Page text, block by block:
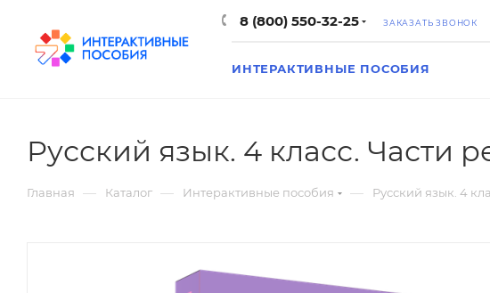
8 (800) 550-32-25 ЗАКАЗАТЬ ЗВОНОК
ИНТЕРАКТИВНЫЕ ПОСОБИЯ
Русский язык. 4 класс. Части
Главная — Каталог — Интерактивные пособия — Русский язык. 4